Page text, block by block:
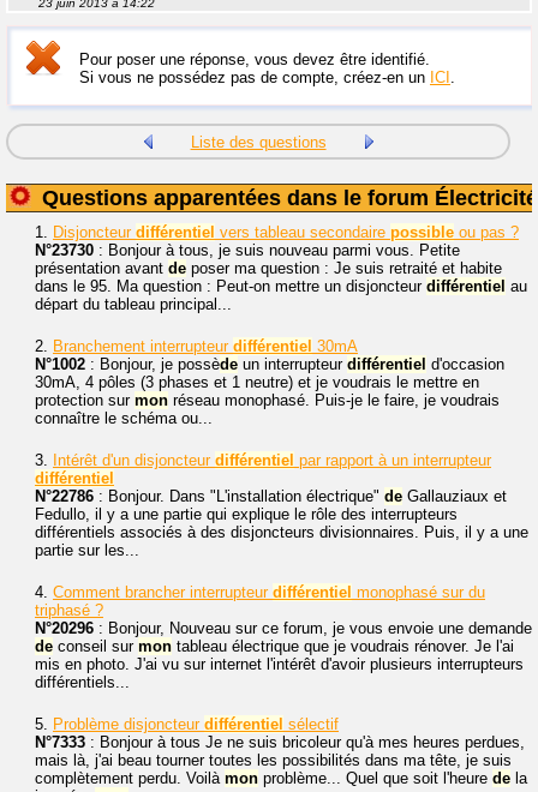
23 juin 2013 à 14:22
Pour poser une réponse, vous devez être identifié.
Si vous ne possédez pas de compte, créez-en un ICI .
Liste des questions
Questions apparentées dans le forum Électricité
1. Disjoncteur différentiel vers tableau secondaire possible ou pas ?
N°23730 : Bonjour à tous, je suis nouveau parmi vous. Petite
présentation avant de poser ma question : Je suis retraité et habite
dans le 95. Ma question : Peut-on mettre un disjoncteur différentiel au
départ du tableau principal...
2. Branchement interrupteur différentiel 30mA
N°1002 : Bonjour, je possède un interrupteur différentiel d'occasion
30mA, 4 pôles (3 phases et 1 neutre) et je voudrais le mettre en
protection sur mon réseau monophasé. Puis-je le faire, je voudrais
connaître le schéma ou...
3. Intérêt d'un disjoncteur différentiel par rapport à un interrupteur
différentiel
N°22786 : Bonjour. Dans "L'installation électrique" de Gallauziaux et
Fedullo, il y a une partie qui explique le rôle des interrupteurs
différentiels associés à des disjoncteurs divisionnaires. Puis, il y a une
partie sur les...
4. Comment brancher interrupteur différentiel monophasé sur du
triphasé ?
N°20296 : Bonjour, Nouveau sur ce forum, je vous envoie une demande
de conseil sur mon tableau électrique que je voudrais rénover. Je l'ai
mis en photo. J'ai vu sur internet l'intérêt d'avoir plusieurs interrupteurs
différentiels...
5. Problème disjoncteur différentiel sélectif
N°7333 : Bonjour à tous Je ne suis bricoleur qu'à mes heures perdues,
mais là, j'ai beau tourner toutes les possibilités dans ma tête, je suis
complètement perdu. Voilà mon problème... Quel que soit l'heure de la